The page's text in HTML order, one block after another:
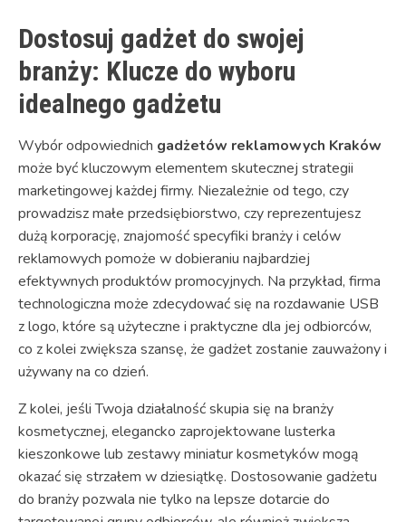
Dostosuj gadżet do swojej
branży: Klucze do wyboru
idealnego gadżetu
Wybór odpowiednich gadżetów reklamowych Kraków
może być kluczowym elementem skutecznej strategii
marketingowej każdej firmy. Niezależnie od tego, czy
prowadzisz małe przedsiębiorstwo, czy reprezentujesz
dużą korporację, znajomość specyfiki branży i celów
reklamowych pomoże w dobieraniu najbardziej
efektywnych produktów promocyjnych. Na przykład, firma
technologiczna może zdecydować się na rozdawanie USB
z logo, które są użyteczne i praktyczne dla jej odbiorców,
co z kolei zwiększa szansę, że gadżet zostanie zauważony i
używany na co dzień.
Z kolei, jeśli Twoja działalność skupia się na branży
kosmetycznej, elegancko zaprojektowane lusterka
kieszonkowe lub zestawy miniatur kosmetyków mogą
okazać się strzałem w dziesiątkę. Dostosowanie gadżetu
do branży pozwala nie tylko na lepsze dotarcie do